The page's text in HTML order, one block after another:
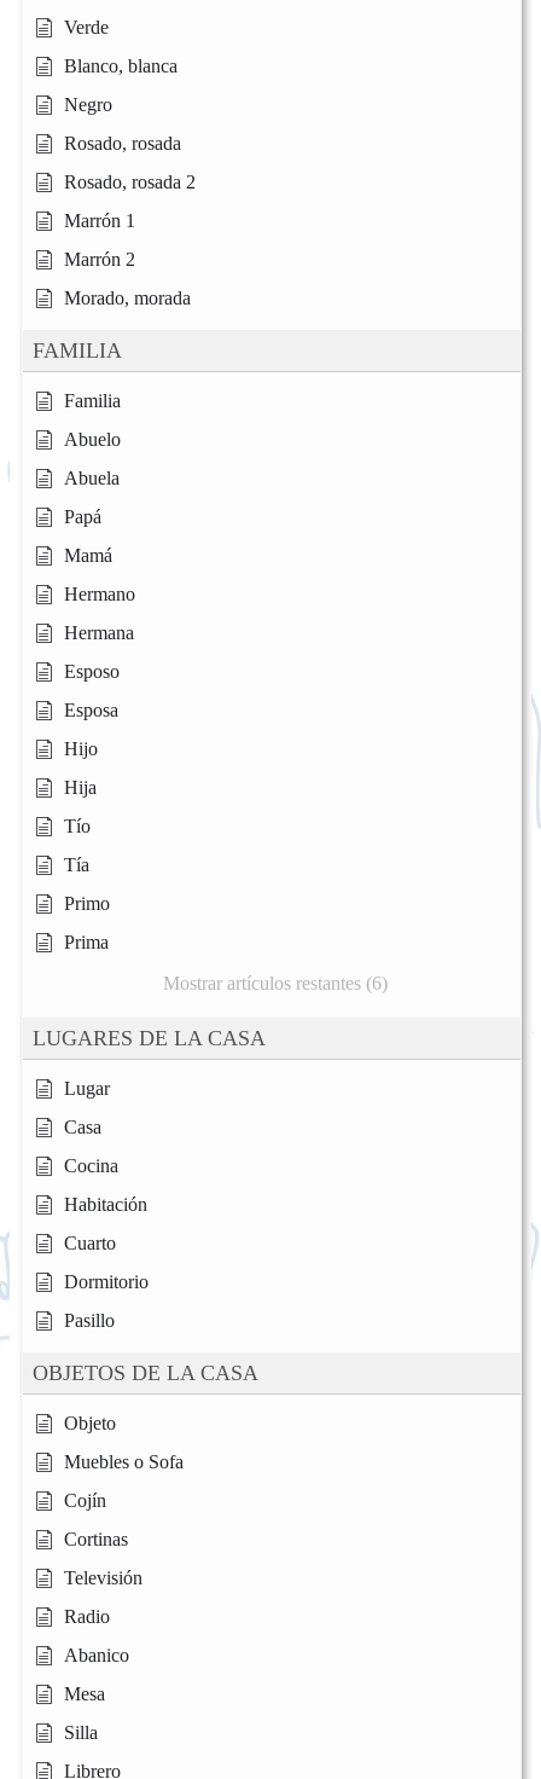
Verde
Blanco, blanca
Negro
Rosado, rosada
Rosado, rosada 2
Marrón 1
Marrón 2
Morado, morada
FAMILIA
Familia
Abuelo
Abuela
Papá
Mamá
Hermano
Hermana
Esposo
Esposa
Hijo
Hija
Tío
Tía
Primo
Prima
Mostrar artículos restantes (6)
LUGARES DE LA CASA
Lugar
Casa
Cocina
Habitación
Cuarto
Dormitorio
Pasillo
OBJETOS DE LA CASA
Objeto
Muebles o Sofa
Cojín
Cortinas
Televisión
Radio
Abanico
Mesa
Silla
Librero